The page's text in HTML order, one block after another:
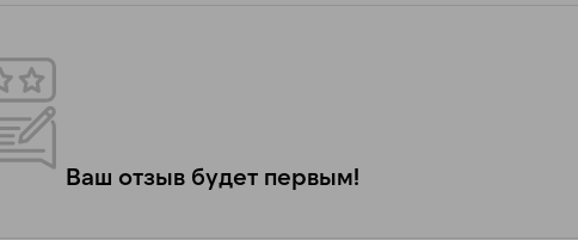
Ваш отзыв будет первым!